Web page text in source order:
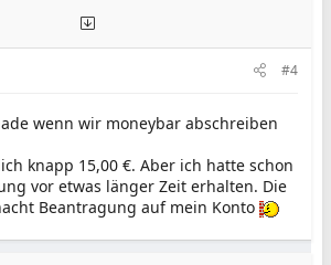
#4
wenn wir moneybar abschreiben
knapp 15,00 €. Aber ich hatte schon
vor etwas länger Zeit erhalten. Die
Beantragung auf mein Konto